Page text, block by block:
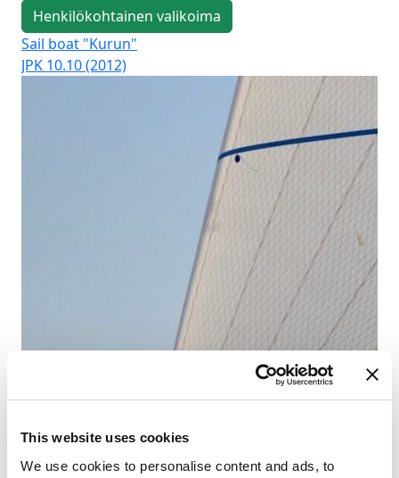
This website uses cookies
We use cookies to personalise content and ads, to
Henkilökohtainen valikoima
Sail boat "Kurun"
JPK 10.10 (2012)